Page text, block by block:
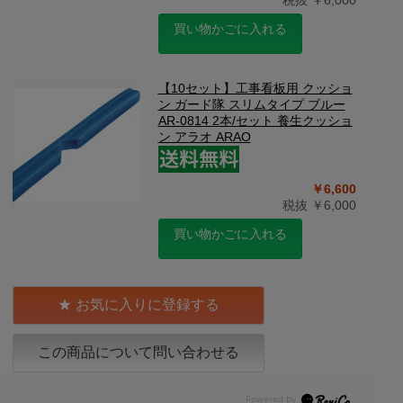
買い物かごに入れる
【10セット】工事看板用 クッショ
ン ガード隊 スリムタイプ ブルー
AR-0814 2本/セット 養生クッショ
ン アラオ ARAO
￥6,600
税抜 ￥6,000
買い物かごに入れる
この商品について問い合わせる
お気に入りに登録する